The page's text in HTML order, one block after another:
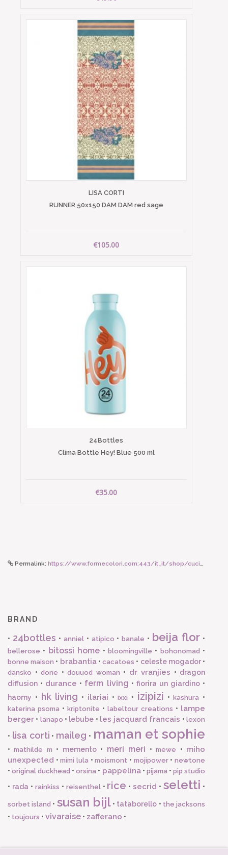
LISA CORTI
RUNNER 50x150 DAM DAM red sage
€105.00
24Bottles
Clima Bottle Hey! Blue 500 ml
€35.00
Permalink: https://www.formecolori.com:443/it_it/shop/cucina/bicchieri_e_calici_in_vetro/zafferano_bicchiere_in_vetro_ambra/4210
BRAND
• 24bottles • anniel• atipico •banale • beija flor •
bellerose • bitossi home • bloomingville • bohonomad •
bonne maison • brabantia•cacatoes • celeste mogador•
dansko • done • douuod woman • dr vranjies • dragon
diffusion • durance • ferm living • fiorira un giardino•
haomy • hk living • ilariai •ixxi • izipizi •kashura •
katerina psoma • kriptonite • labeltour creations • lampe
berger • lanapo • lebube • les jacquard francais •lexon
• lisa corti • maileg • maman et sophie
•mathilde m • memento• meri meri •mewe • miho
unexpected •mimi lula •moismont • mojipower•newtone
•original duckhead •orsina • pappelina• pijama • pip studio
• rada • rainkiss • reisenthel• rice •secrid •seletti •
sorbet island • susan bijl• tataborello • the jacksons
• toujours • vivaraise • zafferano •